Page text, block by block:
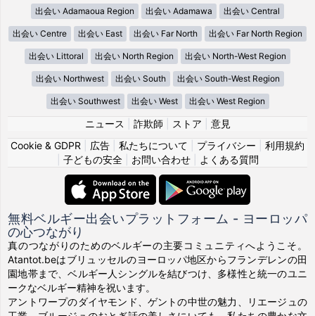
出会い Adamaoua Region 出会い Adamawa 出会い Central
出会い Centre 出会い East 出会い Far North 出会い Far North Region
出会い Littoral 出会い North Region 出会い North-West Region
出会い Northwest 出会い South 出会い South-West Region
出会い Southwest 出会い West 出会い West Region
ニュース 詐欺師 ストア
意見
Cookie & GDPR
広告 私たちについて プライバシー
利用規約
子どもの安全| お問い合わせ| よくある質問
無料ベルギー出会いプラットフォーム - ヨーロッパ
の心つながり
真のつながりのためのベルギーの主要コミュニティへようこそ。
Atantot.beはブリュッセルのヨーロッパ地区からフランデレンの田
園地帯まで、ベルギー人シングルを結びつけ、多様性と統一のユニ
ークなベルギー精神を祝います。
アントワープのダイヤモンド、ゲントの中世の魅力、リエージュの